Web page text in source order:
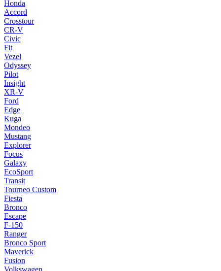
Honda
Accord
Crosstour
CR-V
Civic
Fit
Vezel
Odyssey
Pilot
Insight
XR-V
Ford
Edge
Kuga
Mondeo
Mustang
Explorer
Focus
Galaxy
EcoSport
Transit
Tourneo Custom
Fiesta
Bronco
Escape
F-150
Ranger
Bronco Sport
Maverick
Fusion
Volkswagen